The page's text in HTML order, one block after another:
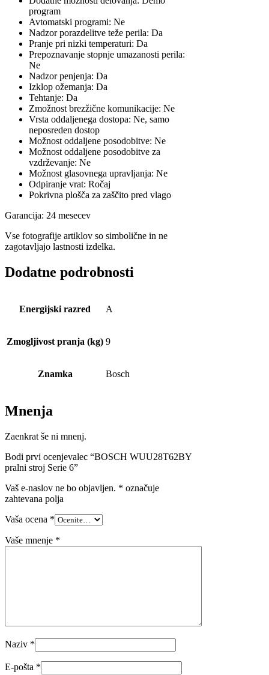
program
Avtomatski programi: Ne
Nadzor porazdelitve teže perila: Da
Pranje pri nizki temperaturi: Da
Prepoznavanje stopnje umazanosti perila:
Ne
Nadzor penjenja: Da
Izklop ožemanja: Da
Tehtanje: Da
Zmožnost brezžične komunikacije: Ne
Vrsta oddaljenega dostopa: Ne, samo
neposreden dostop
Možnost oddaljene posodobitve: Ne
Možnost oddaljene posodobitve za
vzdrževanje: Ne
Možnost glasovnega upravljanja: Ne
Odpiranje vrat: Ročaj
Pokrivna plošča za zaščito pred vlago
Garancija: 24 mesecev
Vse fotografije artiklov so simbolične in ne
zagotavljajo lastnosti izdelka.
Dodatne podrobnosti
Energijski razred A
Zmogljivost pranja (kg) 9
Znamka Bosch
Mnenja
Zaenkrat še ni mnenj.
Bodi prvi ocenjevalec “BOSCH WUU28T62BY
pralni stroj Serie 6”
Vaš e-naslov ne bo objavljen. * označuje
zahtevana polja
Vaša ocena *
Vaše mnenje *
Naziv *
E-pošta *